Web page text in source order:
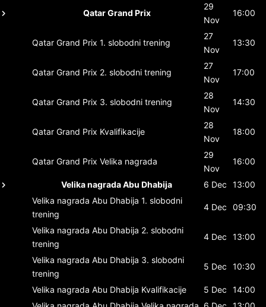
Qatar Grand Prix
29
Nov
16:00
Qatar Grand Prix 1. slobodni trening
27
Nov
13:30
Qatar Grand Prix 2. slobodni trening
27
Nov
17:00
Qatar Grand Prix 3. slobodni trening
28
Nov
14:30
Qatar Grand Prix Kvalifikacije
28
Nov
18:00
Qatar Grand Prix Velika nagrada
29
Nov
16:00
Velika nagrada Abu Dhabija 6 Dec
13:00
Velika nagrada Abu Dhabija 1. slobodni
trening
4 Dec 09:30
Velika nagrada Abu Dhabija 2. slobodni
trening
4 Dec 13:00
Velika nagrada Abu Dhabija 3. slobodni
trening
5 Dec 10:30
Velika nagrada Abu Dhabija Kvalifikacije 5 Dec
14:00